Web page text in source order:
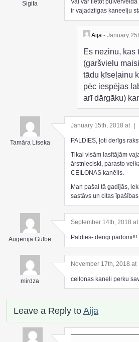
Sigita
Vai var lietot
ir vajadziigas kaneelju
Aija - January
Es nezinu, kas
(garšvielu
tādu ķīseļainu
pēc iespējas
arī dārgāku)
Tamāra Liseka
January 15th, 2018 at
PALDIES, ļoti derīgs
Tikai visām lasītājām
ārstnieciski, parasto
CEILONAS kanēlis.
Man pašai tā gadījās,
sastāvs un citas īpašības.
Augēnija Gulbe
September 14th, 2018 at
Paldies- derīgi padomi!!!
mirdza
November 17th, 2018 at
ceilonas kaneli perku
Leave a Reply to Aija